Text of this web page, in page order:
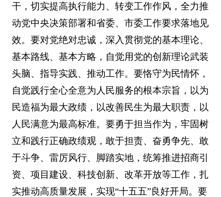
干，切实提高执行能力、转变工作作风，全力推
动党中央决策部署和省委、市委工作要求落地见
效。要对党绝对忠诚，深入贯彻党的基本理论、
基本路线、基本方略，自觉用党的创新理论武装
头脑、指导实践、推动工作。要恪守为民情怀，
自觉践行全心全意为人民服务的根本宗旨，以为
民造福为最大政绩，以改善民生为最大职责，以
人民满意为最高标准。要勇于担当作为，牢固树
立和践行正确政绩观，敢于担责、奋勇争先、敢
于斗争、雷厉风行、脚踏实地，统筹推进招商引
资、项目建设、科技创新、改革开放等工作，扎
实推动高质量发展，实现“十五五”良好开局。要